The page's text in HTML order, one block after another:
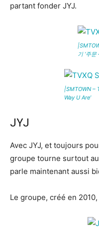
partant fonder JYJ.
기 ‘주문
|SMTOWN –
Way U Are’
JYJ
Avec JYJ, et toujours
groupe tourne surtout
parle maintenant aussi
Le groupe, créé en